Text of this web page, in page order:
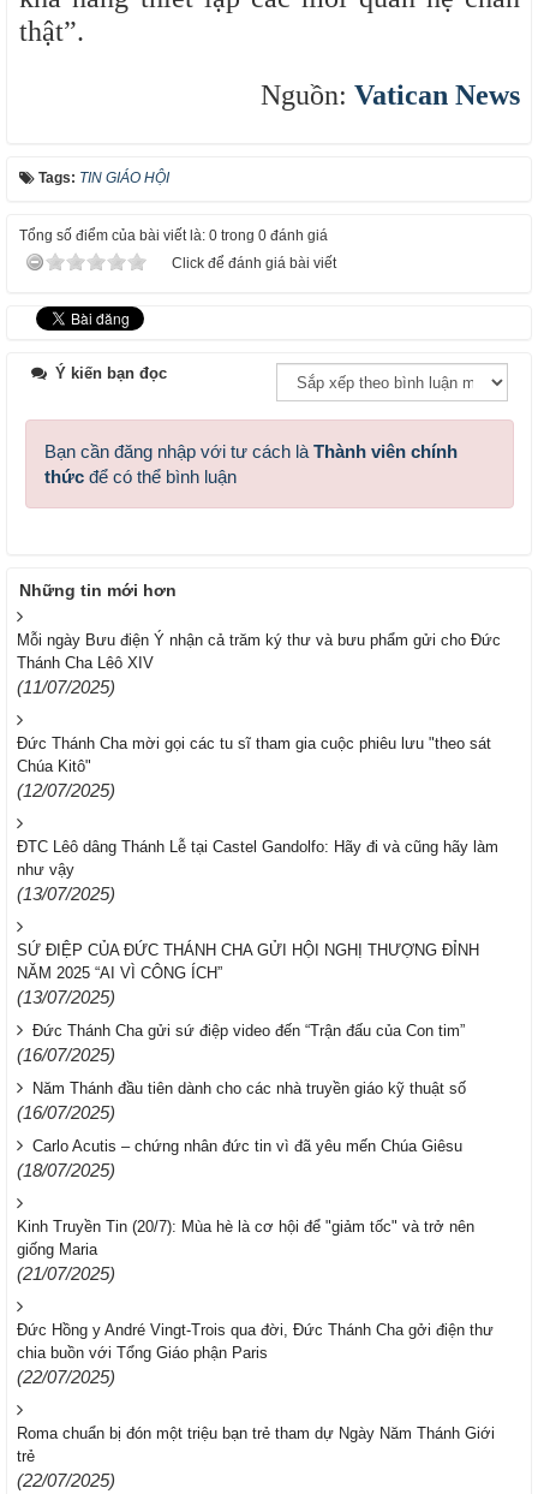
thật”.
Nguồn: Vatican News
Tags: TIN GIÁO HỘI
Tổng số điểm của bài viết là: 0 trong 0 đánh giá
Click để đánh giá bài viết
Ý kiến bạn đọc
Bạn cần đăng nhập với tư cách là Thành viên chính
thức để có thể bình luận
Những tin mới hơn
Mỗi ngày Bưu điện Ý nhận cả trăm ký thư và bưu phẩm gửi cho Đức
Thánh Cha Lêô XIV
(11/07/2025)
Đức Thánh Cha mời gọi các tu sĩ tham gia cuộc phiêu lưu "theo sát
Chúa Kitô"
(12/07/2025)
ĐTC Lêô dâng Thánh Lễ tại Castel Gandolfo: Hãy đi và cũng hãy làm
như vậy
(13/07/2025)
SỨ ĐIỆP CỦA ĐỨC THÁNH CHA GỬI HỘI NGHỊ THƯỢNG ĐỈNH
NĂM 2025 “AI VÌ CÔNG ÍCH”
(13/07/2025)
Đức Thánh Cha gửi sứ điệp video đến “Trận đấu của Con tim”
(16/07/2025)
Năm Thánh đầu tiên dành cho các nhà truyền giáo kỹ thuật số
(16/07/2025)
Carlo Acutis – chứng nhân đức tin vì đã yêu mến Chúa Giêsu
(18/07/2025)
Kinh Truyền Tin (20/7): Mùa hè là cơ hội để "giảm tốc" và trở nên
giống Maria
(21/07/2025)
Đức Hồng y André Vingt-Trois qua đời, Đức Thánh Cha gởi điện thư
chia buồn với Tổng Giáo phận Paris
(22/07/2025)
Roma chuẩn bị đón một triệu bạn trẻ tham dự Ngày Năm Thánh Giới
trẻ
(22/07/2025)